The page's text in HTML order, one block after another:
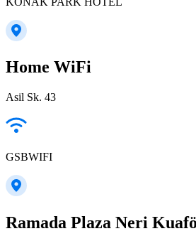
Home WiFi
Asil Sk. 43
GSBWIFI
Ramada Plaza Neri